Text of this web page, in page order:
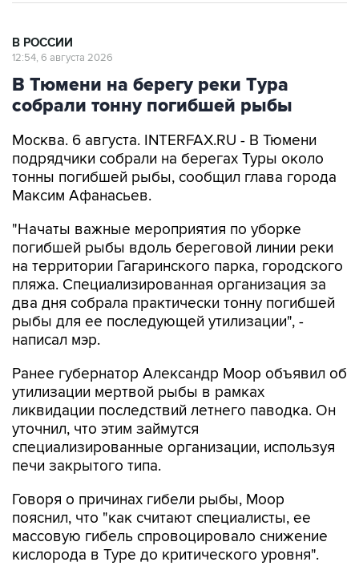
В РОССИИ
12:54, 6 августа 2026
В Тюмени на берегу реки Тура
собрали тонну погибшей рыбы
Москва. 6 августа. INTERFAX.RU - В Тюмени
подрядчики собрали на берегах Туры около
тонны погибшей рыбы, сообщил глава города
Максим Афанасьев.
"Начаты важные мероприятия по уборке
погибшей рыбы вдоль береговой линии реки
на территории Гагаринского парка, городского
пляжа. Специализированная организация за
два дня собрала практически тонну погибшей
рыбы для ее последующей утилизации", -
написал мэр.
Ранее губернатор Александр Моор объявил об
утилизации мертвой рыбы в рамках
ликвидации последствий летнего паводка. Он
уточнил, что этим займутся
специализированные организации, используя
печи закрытого типа.
Говоря о причинах гибели рыбы, Моор
пояснил, что "как считают специалисты, ее
массовую гибель спровоцировало снижение
кислорода в Туре до критического уровня".